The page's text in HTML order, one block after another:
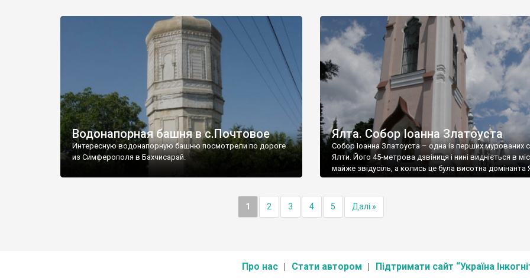
Водонапорная башня в с.Почтовое
Интересную водонапорную башню посмотрели по дороге
из Симферополя в Бахчисарай.
Ялта. Собор Іоанна Златоуста
Собор Іоанна Златоуста – одна із перших мурованих
Ялти. Його 45-метрова дзвіниця і нині видніється в
майже звідусіль, а колись це була висотна домінанта
1 2 3 4 5 Далі »
Про нас Стати автором Підтримати сайт “Україна